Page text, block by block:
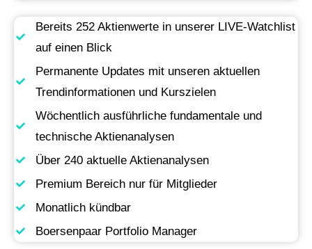
Bereits 252 Aktienwerte in unserer LIVE-Watchlist
auf einen Blick
Permanente Updates mit unseren aktuellen
Trendinformationen und Kurszielen
Wöchentlich ausführliche fundamentale und
technische Aktienanalysen
Über 240 aktuelle Aktienanalysen
Premium Bereich nur für Mitglieder
Monatlich kündbar
Boersenpaar Portfolio Manager